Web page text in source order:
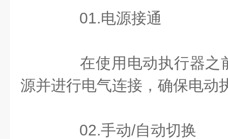
01.电源接通
在使用电动执行器之
源并进行电气连接，确保电动
02.手动/自动切换